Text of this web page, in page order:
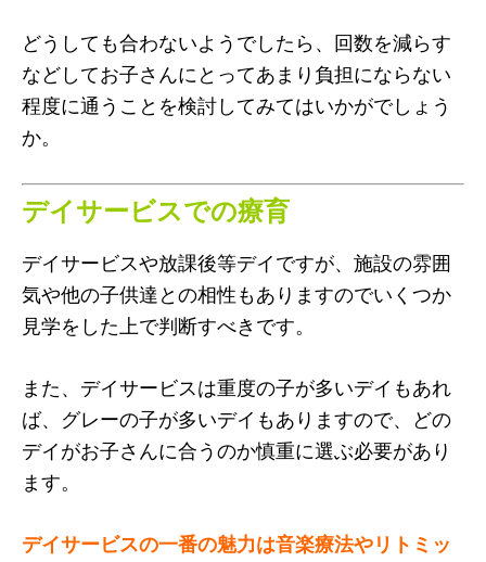
どうしても合わないようでしたら、回数を減らす
などしてお子さんにとってあまり負担にならない
程度に通うことを検討してみてはいかがでしょう
か。
デイサービスでの療育
デイサービスや放課後等デイですが、施設の雰囲
気や他の子供達との相性もありますのでいくつか
見学をした上で判断すべきです。
また、デイサービスは重度の子が多いデイもあれ
ば、グレーの子が多いデイもありますので、どの
デイがお子さんに合うのか慎重に選ぶ必要があり
ます。
デイサービスの一番の魅力は音楽療法やリトミッ